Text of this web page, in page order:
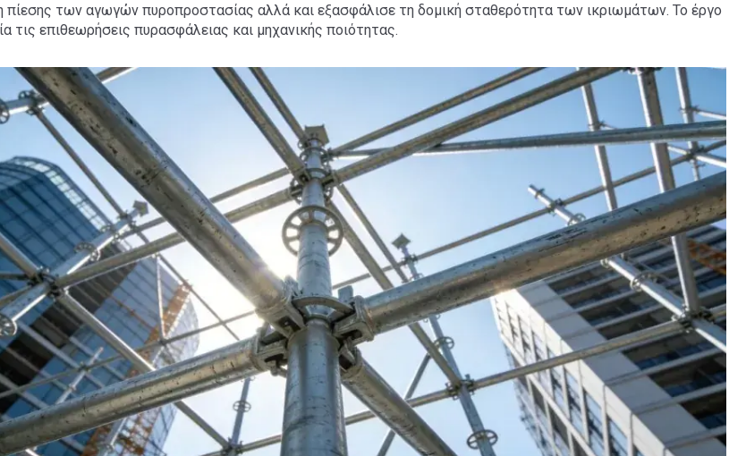
πίεσης των αγωγών πυροπροστασίας αλλά και εξασφάλισε τη δομική σταθερότητα των ικριωμάτων. Το έργο
τις επιθεωρήσεις πυρασφάλειας και μηχανικής ποιότητας.